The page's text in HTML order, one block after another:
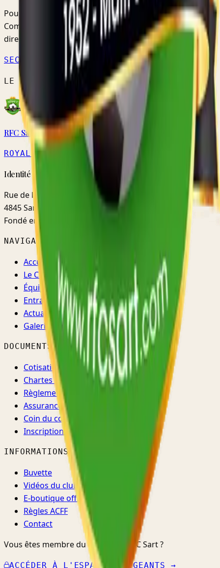
Pour les jeunes, les inscriptions se font via la
Commission Jeunes. Pour les seniors, contactez-nous
directement.
SECTION JEUNES → NOUS CONTACTER
LE CLUB
RFC Sart
ROYAL · MATRICULE 5579
Identité · Fidélité · Mentalité
Rue de l'Ermitage, 48d
4845 Sart-lez-Spa (Jalhay)
Fondé en
NAVIGATION
Accueil
Le Club
Équipes
Entraînements
Actualités
Galerie
DOCUMENTS
Cotisations
Chartes & règlements
Règlement d'ordre intérieur
Assurance & santé
Coin du coach
Inscriptions →
INFORMATIONS
Buvette
Vidéos du club
E-boutique officielle ↗
Règles ACFF
Contact
Vous êtes membre du comité du RFC Sart ?
ACCÉDER À L'ESPACE DIRIGEANTS →